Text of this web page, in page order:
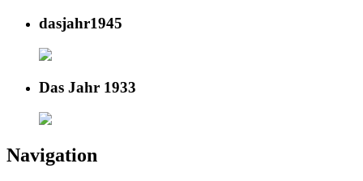
dasjahr1945
Das Jahr 1933
Navigation